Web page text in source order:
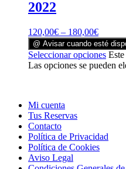
2022
120,00€ – 180,00€
@ Avisar cuando esté
Seleccionar opciones
Las opciones se pueden
Mi cuenta
Tus Reservas
Contacto
Política de Privacidad
Política de Cookies
Aviso Legal